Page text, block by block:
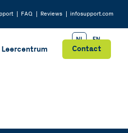
NL EN
Leercentrum Contact
FAQ Reviews infosupport.com